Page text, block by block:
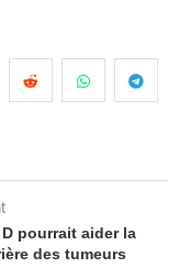
pourrait aider la
des tumeurs